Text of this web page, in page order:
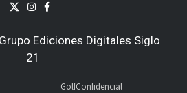
Ediciones Digitales Siglo
21
GolfConfidencial